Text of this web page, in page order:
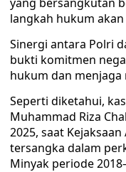
langkah hukum
Sinergi antara Polri
bukti komitmen
hukum dan menjaga
Seperti diketahui,
Muhammad Riza
2025, saat
tersangka dalam
Minyak periode